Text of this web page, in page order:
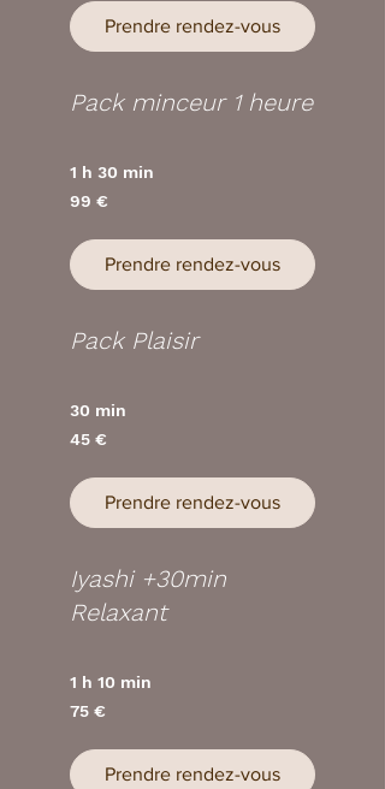
Prendre rendez-vous
Pack minceur 1 heure
1 h 30 min
euros
99 €
Prendre rendez-vous
Pack Plaisir
30 min
euros
45 €
Prendre rendez-vous
Iyashi +30min
Relaxant
1 h 10 min
euros
75 €
Prendre rendez-vous